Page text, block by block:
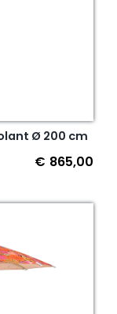
Ø 200 cm
€ 865,00